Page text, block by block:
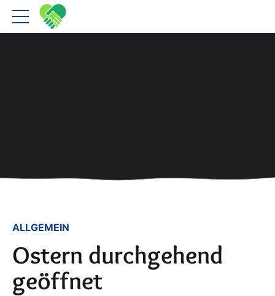
ALLGEMEIN
Ostern durchgehend
geöffnet